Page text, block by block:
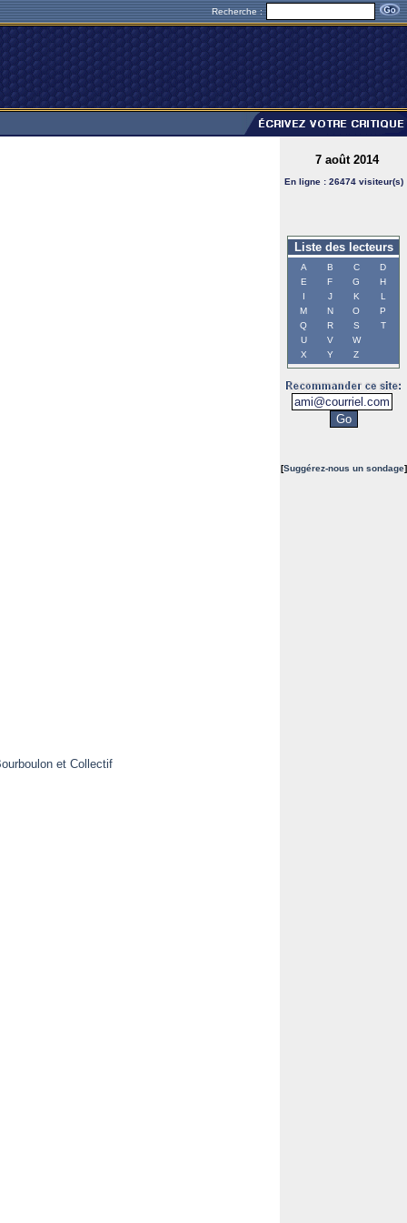
Recherche :
et Collectif
7 août 2014
En ligne : 26474 visiteur(s)
Liste des lecteurs
A B C
D
E
F G
H
I
J K
L
M
N O
P
Q
R S
T
U
V
W
X
Y Z
[Suggérez-nous un sondage]